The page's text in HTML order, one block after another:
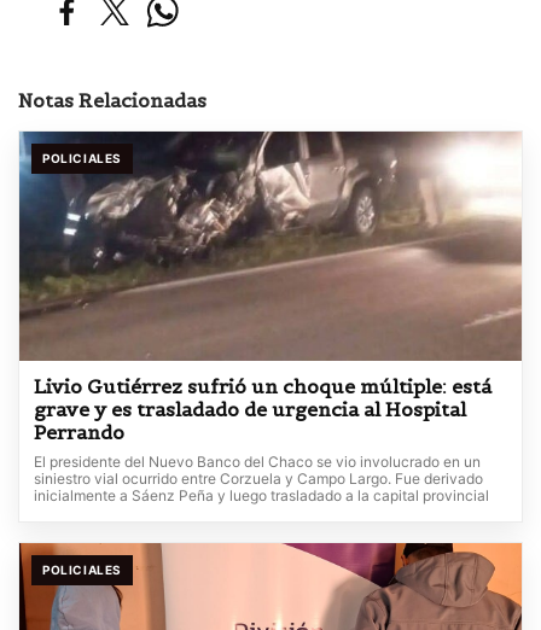
Notas Relacionadas
POLICIALES
Livio Gutiérrez sufrió un choque múltiple: está
grave y es trasladado de urgencia al Hospital
Perrando
El presidente del Nuevo Banco del Chaco se vio involucrado en un
siniestro vial ocurrido entre Corzuela y Campo Largo. Fue derivado
inicialmente a Sáenz Peña y luego trasladado a la capital provincial
POLICIALES